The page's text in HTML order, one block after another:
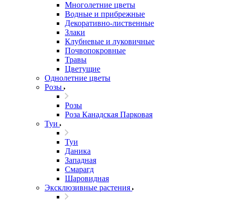
Многолетние цветы
Водные и прибрежные
Декоративно-лиственные
Злаки
Клубневые и луковичные
Почвопокровные
Травы
Цветущие
Однолетние цветы
Розы
Розы
Роза Канадская Парковая
Туи
Туи
Даника
Западная
Смарагд
Шаровидная
Эксклюзивные растения